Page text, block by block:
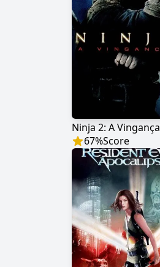
Ninja 2: A Vingança
67%Score